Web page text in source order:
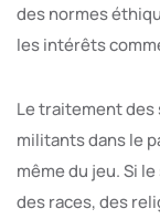
des normes
les intérêts
Le traitement
militants dans le
même du jeu. Si
des races, des